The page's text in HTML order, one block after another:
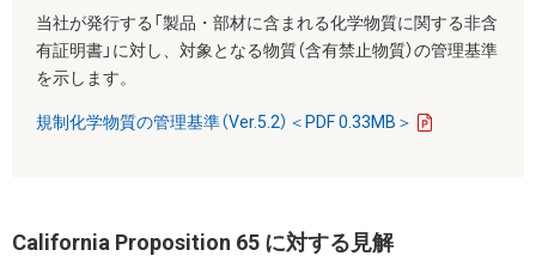
当社が発行する「製品・部材に含まれる化学物質に関する非含
有証明書」に対し、対象となる物質（含有禁止物質）の管理基準
を示します。
規制化学物質の管理基準（Ver.5.2）＜PDF 0.33MB＞
California Proposition 65 に対する見解